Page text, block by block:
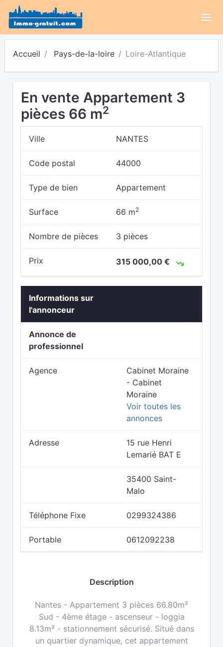
Accueil Pays-de-la-loire Loire-Atlantique
En vente Appartement 3
pièces 66 m2
Ville NANTES
Code postal 44000
Type de bien Appartement
Surface 66 m2
Nombre de pièces 3 pièces
Prix 315 000,00 €
Informations sur
l'annonceur
Annonce de
professionnel
Agence
Cabinet Moraine
- Cabinet
Moraine
Voir toutes les
annonces
Adresse
15 rue Henri
Lemarié BAT E
35400 Saint-
Malo
Téléphone Fixe 0299324386
Portable 0612092238
Description
Nantes - Appartement 3 pièces 66.80m²
Sud - 4ème étage - ascenseur - loggia
8.13m² - stationnement sécurisé. Situé dans
un quartier dynamique, cet appartement